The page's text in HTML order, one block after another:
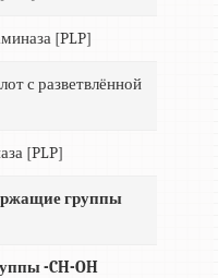
[PLP]
с разветвлённой
[PLP]
группы
-CH-OH